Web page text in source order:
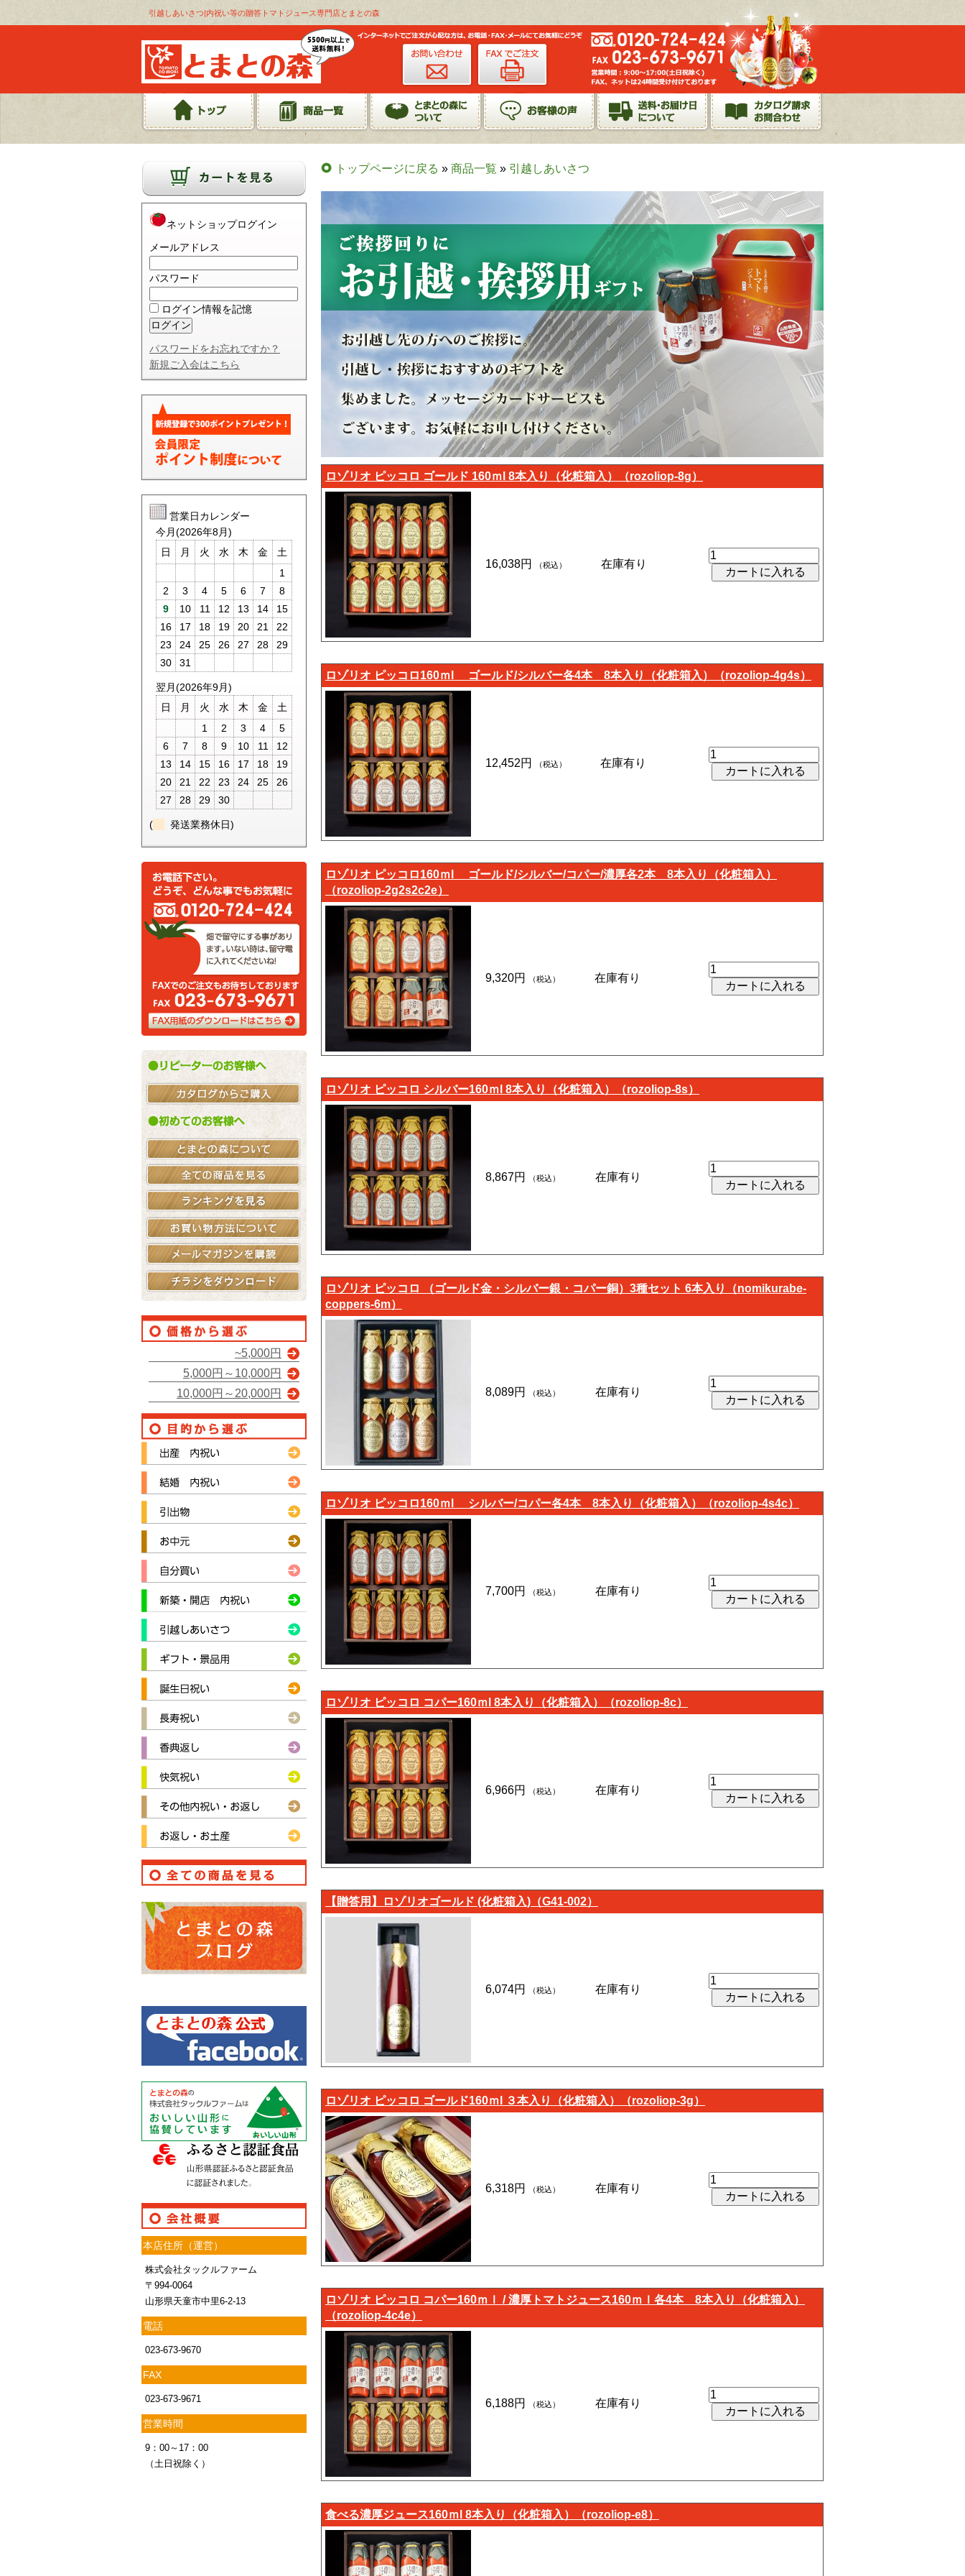
引越しあいさつ|内祝い等の贈答トマトジュース専門店とまとの森
トップページに戻る » 商品一覧 » 引越しあいさつ
ロゾリオ ピッコロ ゴールド 160ｍl 8本入り（化粧箱入）（rozoliop-8g）
16,038円 （税込） 在庫有り
ロゾリオ ピッコロ160ｍl ゴールド/シルバー各4本 8本入り（化粧箱入）（rozoliop-4g4s）
12,452円 （税込） 在庫有り
ロゾリオ ピッコロ160ｍl ゴールド/シルバー/コパー/濃厚各2本 8本入り（化粧箱入）
（rozoliop-2g2s2c2e）
9,320円 （税込） 在庫有り
ロゾリオ ピッコロ シルバー160ｍl 8本入り（化粧箱入）（rozoliop-8s）
8,867円 （税込） 在庫有り
ロゾリオ ピッコロ （ゴールド金・シルバー銀・コパー銅）3種セット 6本入り（nomikurabe-
coppers-6m）
8,089円 （税込） 在庫有り
ロゾリオ ピッコロ160ｍl シルバー/コパー各4本 8本入り（化粧箱入）（rozoliop-4s4c）
7,700円 （税込） 在庫有り
ロゾリオ ピッコロ コパー160ｍl 8本入り（化粧箱入）（rozoliop-8c）
6,966円 （税込） 在庫有り
【贈答用】ロゾリオゴールド (化粧箱入)（G41-002）
6,074円 （税込） 在庫有り
ロゾリオ ピッコロ ゴールド160ｍl ３本入り（化粧箱入）（rozoliop-3g）
6,318円 （税込） 在庫有り
ロゾリオ ピッコロ コパー160ｍｌ / 濃厚トマトジュース160ｍｌ各4本 8本入り（化粧箱入）
（rozoliop-4c4e）
6,188円 （税込） 在庫有り
食べる濃厚ジュース160ｍl 8本入り（化粧箱入）（rozoliop-e8）
ネットショップログイン
メールアドレス
パスワード
ログイン情報を記憶
パスワードをお忘れですか？
新規ご入会はこちら
営業日カレンダー
今月(2026年8月)
日
月 火 水 木 金
土
1
2
3 4 5 6 7
8
9
10 11 12 13 14
15
16
17 18 19 20 21
22
23
24 25 26 27 28
29
30
31
翌月(2026年9月)
日
月 火 水 木 金
土
1
2 3 4
5
6
7 8 9 10 11
12
13
14 15 16 17 18
19
20
21 22 23 24 25
26
27
28 29 30
( 発送業務休日)
~5,000円
5,000円～10,000円
10,000円～20,000円
本店住所（運営）
株式会社タックルファーム
〒994-0064
山形県天童市中里6-2-13
電話
023-673-9670
FAX
023-673-9671
営業時間
9：00～17：00
（土日祝除く）